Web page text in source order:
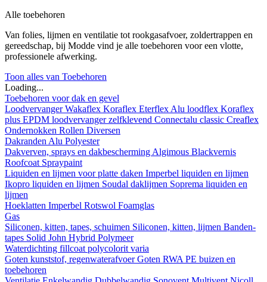
Alle toebehoren
Van folies, lijmen en ventilatie tot rookgasafvoer, zoldertrappen en
gereedschap, bij Modde vind je alle toebehoren voor een vlotte,
professionele afwerking.
Toon alles van Toebehoren
Loading...
Toebehoren voor dak en gevel
LoodvervangerWakaflex Koraflex Eterflex Alu loodflex Koraflex
plus EPDM loodvervanger zelfklevend Connectalu classic Creaflex
Ondernokken Rollen Diversen
Dakranden Alu Polyester
Dakverven, sprays en dakbescherming Algimous Blackvernis
Roofcoat Spraypaint
Liquiden en lijmen voor platte daken Imperbel liquiden en lijmen
Ikopro liquiden en lijmen Soudal daklijmen Soprema liquiden en
lijmen
Hoeklatten Imperbel Rotswol Foamglas
Gas
Siliconen, kitten, tapes, schuimen Siliconen, kitten, lijmen Banden-
tapes Solid John Hybrid Polymeer
Waterdichting fillcoat polycolorit varia
Goten kunststof, regenwaterafvoerGoten RWA PE buizen en
toebehoren